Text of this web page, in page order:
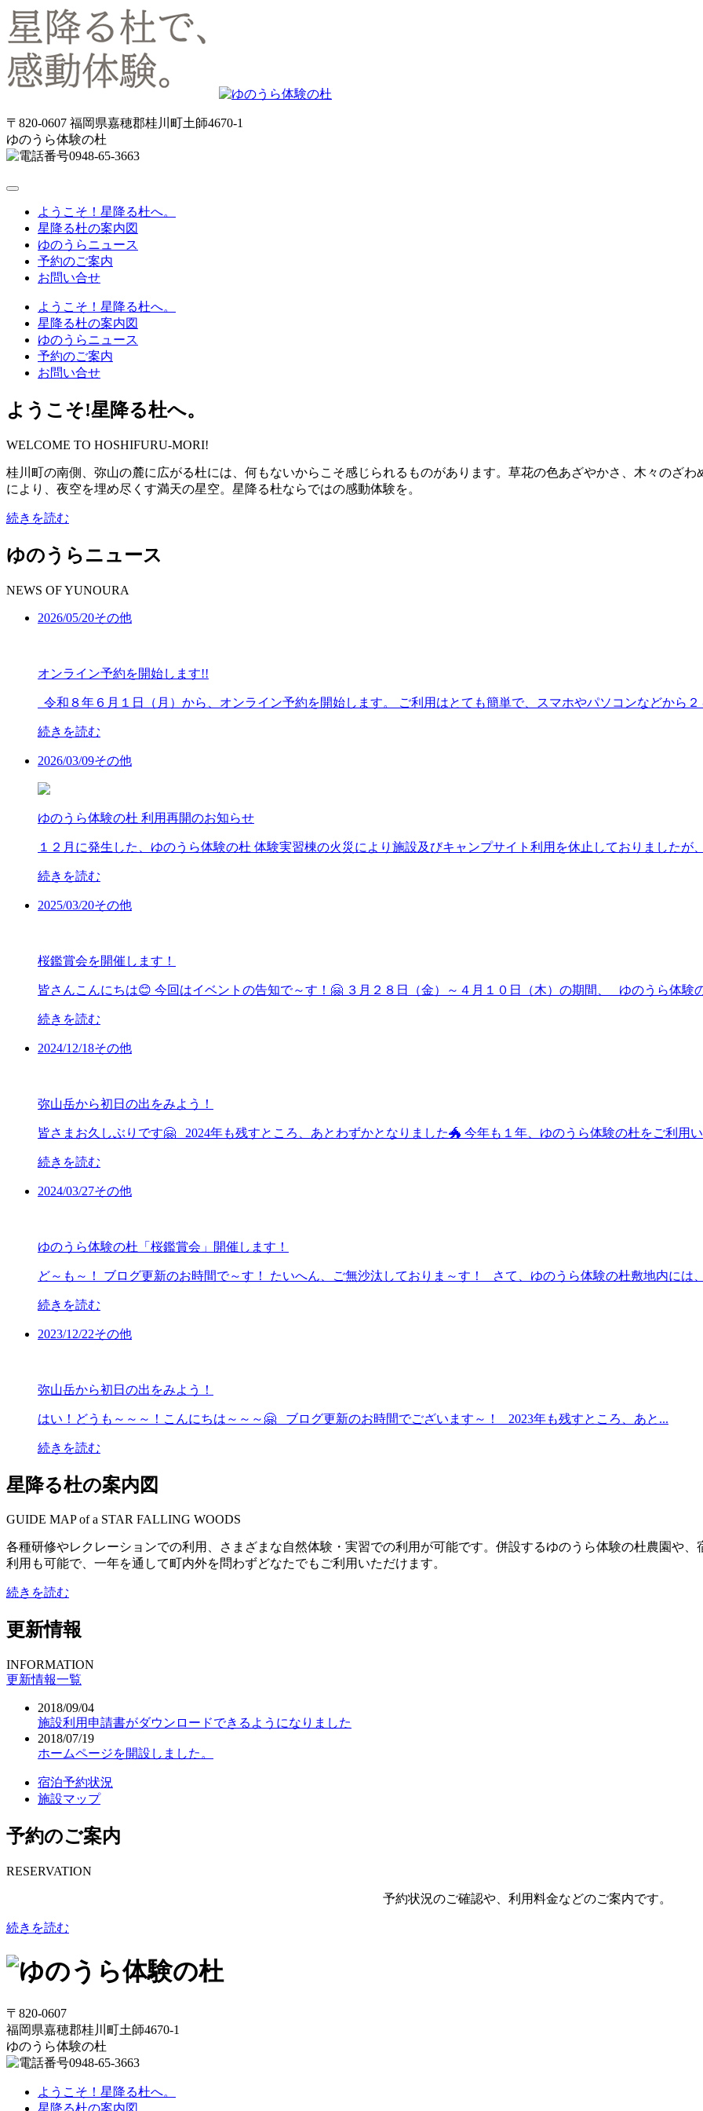
〒820-0607 福岡県嘉穂郡桂川町土師4670-1
ゆのうら体験の杜
0948-65-3663
toggle
navigationようこそ！星降る杜へ。
星降る杜の案内図
ゆのうらニュース
予約のご案内
お問い合せ
ようこそ！星降る杜へ。
星降る杜の案内図
ゆのうらニュース
予約のご案内
お問い合せ
ようこそ!星降る杜へ。
WELCOME TO HOSHIFURU-MORI!
桂川町の南側、弥山の麓に広がる杜には、何もないからこそ感じられるものがあります。草花の色あざやかさ、木々のざ
により、夜空を埋め尽くす満天の星空。星降る杜ならではの感動体験を。
続きを読む
ゆのうらニュース
NEWS OF YUNOURA
2026/05/20その他
オンライン予約を開始します!!
令和８年６月１日（月）から、オンライン予約を開始します。 ご利用はとても簡単で、スマホやパソコンなどから２
続きを読む
2026/03/09その他
ゆのうら体験の杜 利用再開のお知らせ
１２月に発生した、ゆのうら体験の杜 体験実習棟の火災により施設及びキャンプサイト利用を休止しておりましたが
続きを読む
2025/03/20その他
桜鑑賞会を開催します！
皆さんこんにちは😊 今回はイベントの告知で～す！🤗 ３月２８日（金）～４月１０日（木）の期間、 ゆのうら体験
続きを読む
2024/12/18その他
弥山岳から初日の出をみよう！
皆さまお久しぶりです🤗 2024年も残すところ、あとわずかとなりました🐲 今年も１年、ゆのうら体験の杜をご利用
続きを読む
2024/03/27その他
ゆのうら体験の杜「桜鑑賞会」開催します！
ど～も～！ ブログ更新のお時間で～す！ たいへん、ご無沙汰しておりま～す！ さて、ゆのうら体験の杜敷地内には
続きを読む
2023/12/22その他
弥山岳から初日の出をみよう！
はい！どうも～～～！こんにちは～～～🤗 ブログ更新のお時間でございます～！ 2023年も残すところ、あと...
続きを読む
星降る杜の案内図
GUIDE MAP of a STAR FALLING WOODS
各種研修やレクレーションでの利用、さまざまな自然体験・実習での利用が可能です。併設するゆのうら体験の杜農園や
利用も可能で、一年を通して町内外を問わずどなたでもご利用いただけます。
続きを読む
更新情報
INFORMATION
更新情報一覧
2018/09/04
施設利用申請書がダウンロードできるようになりました
2018/07/19
ホームページを開設しました。
宿泊予約状況
施設マップ
予約のご案内
RESERVATION
予約状況のご確認や、利用料金などのご案内です。
続きを読む
〒820-0607
福岡県嘉穂郡桂川町土師4670-1
ゆのうら体験の杜
0948-65-3663
ようこそ！星降る杜へ。
星降る杜の案内図